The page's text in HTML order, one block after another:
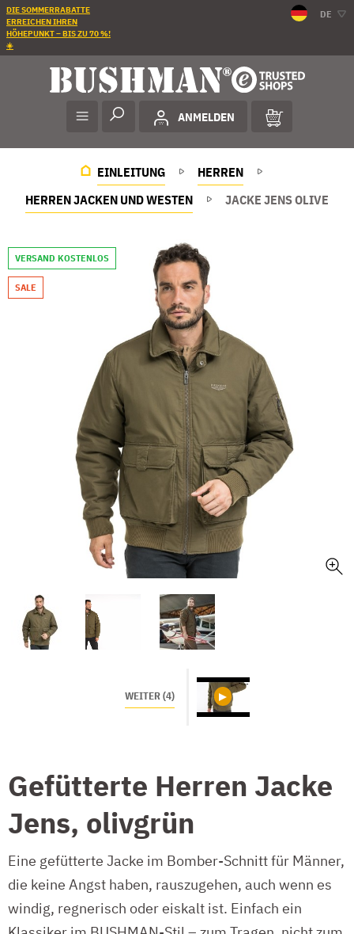
DIE SOMMERRABATTE
ERREICHEN IHREN
HÖHEPUNKT – BIS ZU 70 %!
☀️
DE
ANMELDEN
EINLEITUNG
HERREN
HERREN JACKEN UND WESTEN
JACKE JENS OLIVE
VERSAND KOSTENLOS
SALE
WEITER (4)
Gefütterte Herren Jacke
Jens, olivgrün
Eine gefütterte Jacke im Bomber-Schnitt für Männer,
die keine Angst haben, rauszugehen, auch wenn es
windig, regnerisch oder eiskalt ist. Einfach ein